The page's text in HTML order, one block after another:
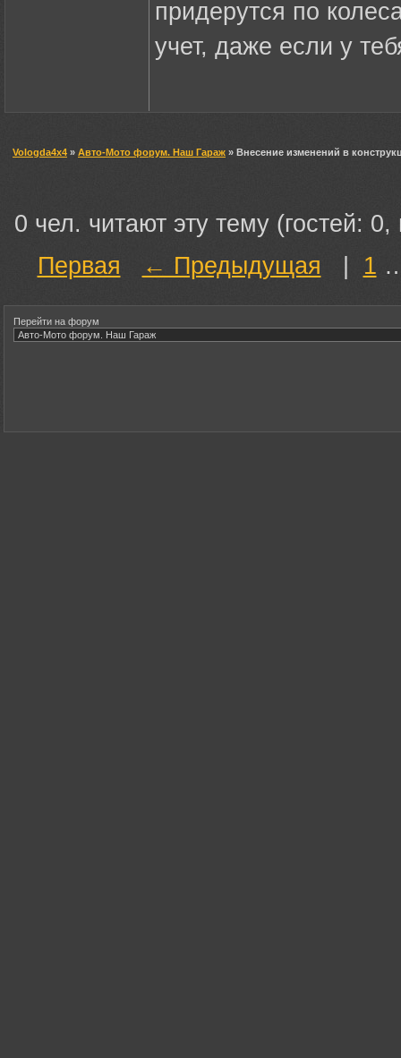
придерутся по
учет, даже если у
Vologda4x4 » Авто-Мото форум. Наш Гараж » Внесение изменений в
0 чел. читают эту тему (гостей:
Первая
← Предыдущая 1
Перейти на форум